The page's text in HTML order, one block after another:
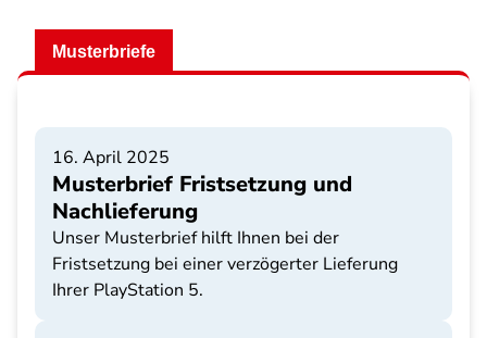
Musterbriefe
16. April 2025
Musterbrief Fristsetzung und
Nachlieferung
Unser Musterbrief hilft Ihnen bei der
Fristsetzung bei einer verzögerter Lieferung
Ihrer PlayStation 5.